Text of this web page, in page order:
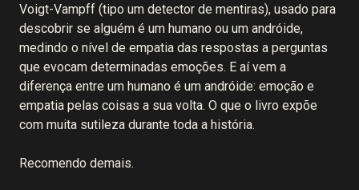
Voigt-Vampff (tipo um detector de mentiras), usado para
descobrir se alguém é um humano ou um andróide,
medindo o nível de empatia das respostas a perguntas
que evocam determinadas emoções. E aí vem a
diferença entre um humano é um andróide: emoção e
empatia pelas coisas a sua volta. O que o livro expõe
com muita sutileza durante toda a história.
Recomendo demais.